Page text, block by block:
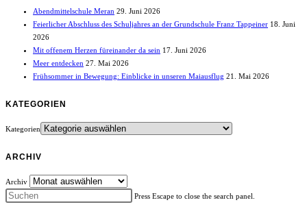
Abendmittelschule Meran 29. Juni 2026
Feierlicher Abschluss des Schuljahres an der Grundschule Franz Tappeiner 18. Juni
2026
Mit offenem Herzen füreinander da sein 17. Juni 2026
Meer entdecken 27. Mai 2026
Frühsommer in Bewegung: Einblicke in unseren Maiausflug 21. Mai 2026
KATEGORIEN
Kategorien
ARCHIV
Archiv
Press Escape to close the search panel.